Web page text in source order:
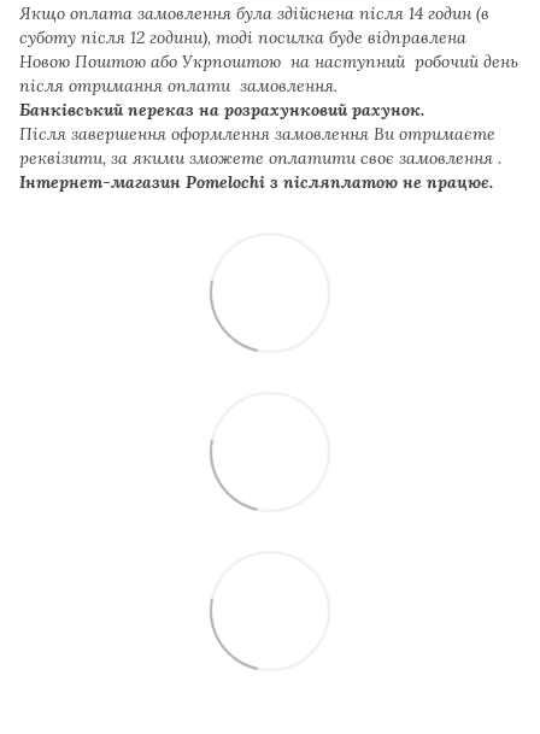
Якщо оплата замовлення була здійснена після 14 годин (в
суботу після 12 години), тоді посилка буде відправлена
Новою Поштою або Укрпоштою на наступний робочий день
після отримання оплати замовлення.
Банківський переказ на розрахунковий рахунок.
Після завершення оформлення замовлення Ви отримаєте
реквізити, за якими зможете оплатити своє замовлення .
Інтернет-магазин Pomelochi з післяплатою не працює.